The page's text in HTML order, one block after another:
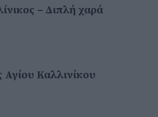
– Διπλή χαρά
Καλλινίκου